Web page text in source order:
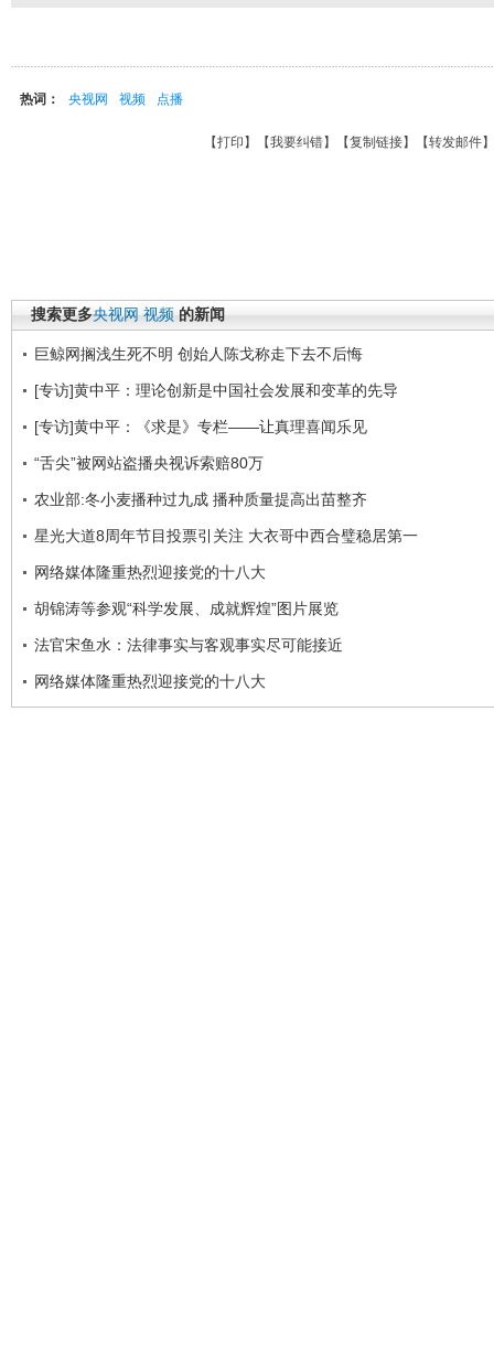
热词： 央视网 视频 点播
【打印 】【我要纠错】【复制链接】【转发邮件
搜索更多央视网 视频 的新闻
巨鲸网搁浅生死不明 创始人陈戈称走下去不后悔
[专访]黄中平：理论创新是中国社会发展和变革的先导
[专访]黄中平：《求是》专栏——让真理喜闻乐见
“舌尖”被网站盗播央视诉索赔80万
农业部:冬小麦播种过九成 播种质量提高出苗整齐
星光大道8周年节目投票引关注 大衣哥中西合璧稳居第一
网络媒体隆重热烈迎接党的十八大
胡锦涛等参观“科学发展、成就辉煌”图片展览
法官宋鱼水：法律事实与客观事实尽可能接近
网络媒体隆重热烈迎接党的十八大